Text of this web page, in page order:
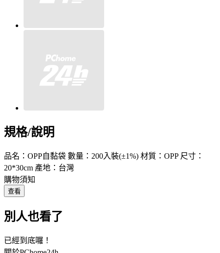
規格/說明
品名：OPP自黏袋 數量：200入裝(±1%) 材質：OPP 尺寸：
20*30cm 產地：台灣
購物須知
查看
別人也看了
已經到底囉！